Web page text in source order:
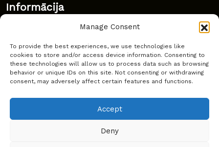
Manage Consent
To provide the best experiences, we use technologies like
cookies to store and/or access device information. Consenting to
these technologies will allow us to process data such as browsing
behavior or unique IDs on this site. Not consenting or withdrawing
consent, may adversely affect certain features and functions.
Accept
Deny
Informācija
Bieži uzdoti jautājumi
Kur pirkt?
Sīkdatņu politika